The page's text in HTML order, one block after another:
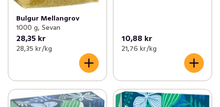
Bulgur Mellangrov
1000 g, Sevan
28,35 kr
28,35 kr /kg
10,88 kr
21,76 kr /kg